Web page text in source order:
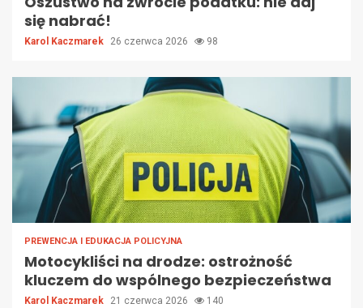
się nabrać!
Karol Kaczmarek 26 czerwca 2026 98
PREWENCJA I EDUKACJA POLICYJNA
Motocykliści na drodze: ostrożność
kluczem do wspólnego bezpieczeństwa
Karol Kaczmarek 21 czerwca 2026 140